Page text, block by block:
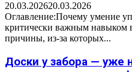
20.03.202620.03.2026
Оглавление:Почему умение
критически важным навыком
причины, из-за которых...
Доски у забора — уже